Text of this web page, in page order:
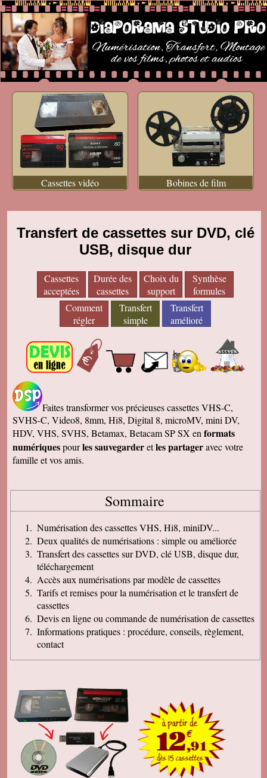
Cassettes vidéo Bobines de film
Transfert de cassettes sur DVD, clé
USB, disque dur
Cassettes
acceptées
Durée des
cassettes
Choix du
support
Synthèse
formules
Comment
régler
Transfert
simple
Transfert
amélioré
Faites transformer vos précieuses cassettes VHS-C,
SVHS-C, Video8, 8mm, Hi8, Digital 8, microMV, mini DV,
HDV, VHS, SVHS, Betamax, Betacam SP SX en formats
numériquespourles sauvegarderetles partageravec votre
famille et vos amis.
Sommaire
Numérisation des cassettes VHS, Hi8, miniDV...
Deux qualités de numérisations : simple ou améliorée
Transfert des cassettes sur DVD, clé USB, disque dur,
téléchargement
Accès aux numérisations par modèle de cassettes
Tarifs et remises pour la numérisation et le transfert de
cassettes
Devis en ligne ou commande de numérisation de cassettes
Informations pratiques : procédure, conseils, règlement,
contact